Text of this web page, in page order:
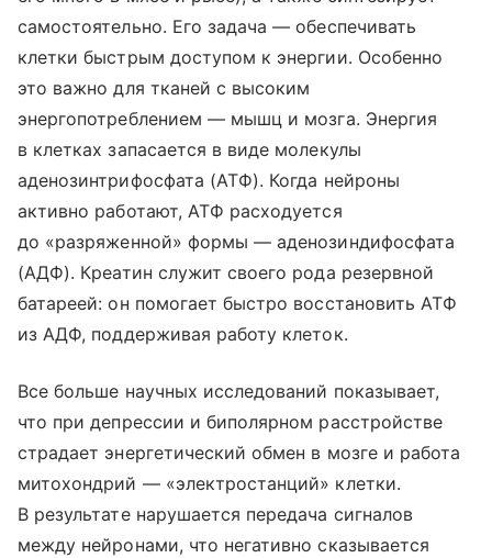
самостоятельно. Его задача — обеспечивать
клетки быстрым доступом к энергии. Особенно
это важно для тканей с высоким
энергопотреблением — мышц и мозга. Энергия
в клетках запасается в виде молекулы
аденозинтрифосфата (АТФ). Когда нейроны
активно работают, АТФ расходуется
до «разряженной» формы — аденозиндифосфата
(АДФ). Креатин служит своего рода резервной
батареей: он помогает быстро восстановить АТФ
из АДФ, поддерживая работу клеток.
Все больше научных исследований показывает,
что при депрессии и биполярном расстройстве
страдает энергетический обмен в мозге и работа
митохондрий — «электростанций» клетки.
В результате нарушается передача сигналов
между нейронами, что негативно сказывается